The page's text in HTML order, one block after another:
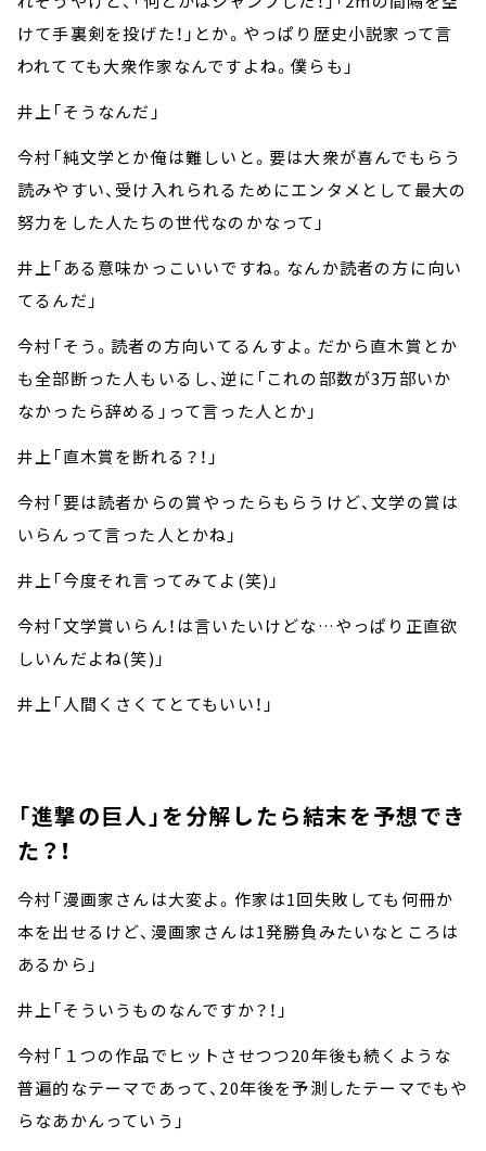
けて手裏剣を投げた！」とか。やっぱり歴史小説家って言
われてても大衆作家なんですよね。僕らも」
井上「そうなんだ」
今村「純文学とか俺は難しいと。要は大衆が喜んでもらう
読みやすい、受け入れられるためにエンタメとして最大の
努力をした人たちの世代なのかなって」
井上「ある意味かっこいいですね。なんか読者の方に向い
てるんだ」
今村「そう。読者の方向いてるんすよ。だから直木賞とか
も全部断った人もいるし、逆に「これの部数が3万部いか
なかったら辞める」って言った人とか」
井上「直木賞を断れる？！」
今村「要は読者からの賞やったらもらうけど、文学の賞は
いらんって言った人とかね」
井上「今度それ言ってみてよ(笑)」
今村「文学賞いらん！は言いたいけどな…やっぱり正直欲
しいんだよね(笑)」
井上「人間くさくてとてもいい！」
「進撃の巨人」を分解したら結末を予想でき
た？！
今村「漫画家さんは大変よ。作家は1回失敗しても何冊か
本を出せるけど、漫画家さんは1発勝負みたいなところは
あるから」
井上「そういうものなんですか？！」
今村「１つの作品でヒットさせつつ20年後も続くような
普遍的なテーマであって、20年後を予測したテーマでもや
らなあかんっていう」